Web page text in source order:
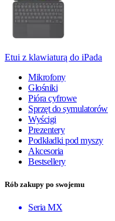
Etui z klawiaturą do iPada
Mikrofony
Głośniki
Pióra cyfrowe
Sprzęt do symulatorów
Wyścigi
Prezentery
Podkładki pod myszy
Akcesoria
Bestsellery
Rób zakupy po swojemu
Seria MX